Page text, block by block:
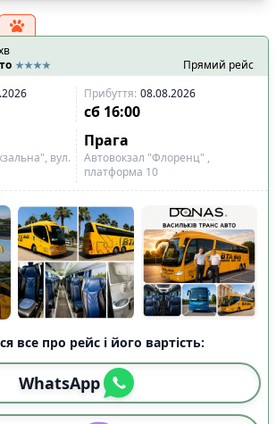
Прямий рейс
Прибуття: 08.08.2026
сб 16:00
Прага
вул.
Автовокзал "Флоренц" ,
платформа 10
все про рейс і його вартість:
WhatsApp